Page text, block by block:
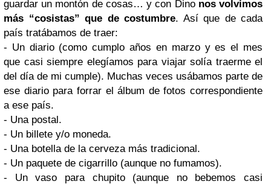
guardar un montón de cosas… y con Dino nos volvimos
más “cosistas” que de costumbre. Así que de cada
país tratábamos de traer:
- Un diario (como cumplo años en marzo y es el mes
que casi siempre elegíamos para viajar solía traerme el
del día de mi cumple). Muchas veces usábamos parte de
ese diario para forrar el álbum de fotos correspondiente
a ese país.
- Una postal.
- Un billete y/o moneda.
- Una botella de la cerveza más tradicional.
- Un paquete de cigarrillo (aunque no fumamos).
- Un vaso para chupito (aunque no bebemos casi